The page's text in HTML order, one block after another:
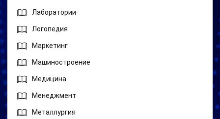
Лаборатории
Логопедия
Маркетинг
Машиностроение
Медицина
Менеджмент
Металлургия